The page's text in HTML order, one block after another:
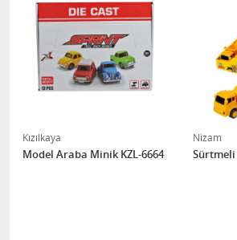
Kızılkaya
Model Araba Minik KZL-6664
Nizam